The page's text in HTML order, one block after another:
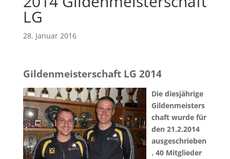
LG
28. Januar 2016
Gildenmeisterschaft LG 2014
Die diesjährige
Gildenmeisters
chaft wurde für
den 21.2.2014
ausgeschrieben
. 40 Mitglieder